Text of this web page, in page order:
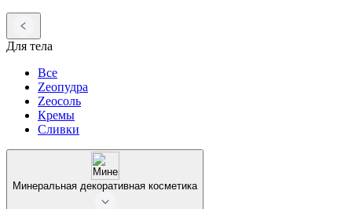
Для тела
Все
Zeoпудра
Zeoсоль
Кремы
Сливки
Минеральная декоративная косметика